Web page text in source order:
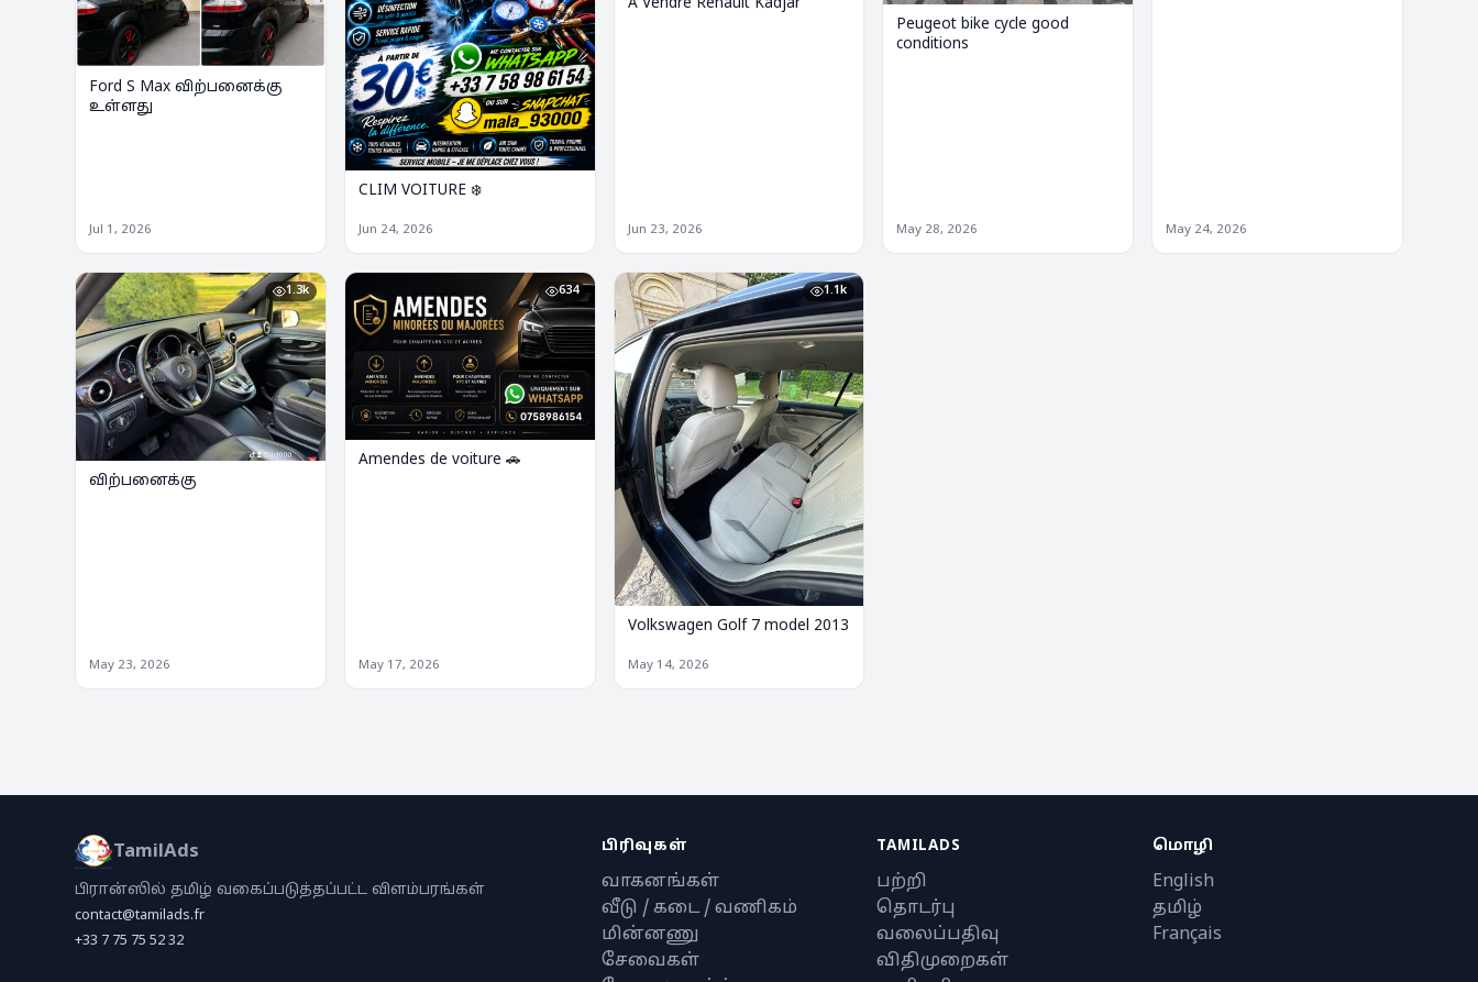
Ford S Max விற்பனைக்கு
உள்ளது
Jul 1, 2026
CLIM VOITURE ❄️
Jun 24, 2026
A Vendre Renault Kadjar
Jun 23, 2026
Peugeot bike cycle good
conditions
May 28, 2026 May 24, 2026
1.3k
விற்பனைக்கு
May 23, 2026
634
Amendes de voiture 🚗
May 17, 2026
1.1k
Volkswagen Golf 7 model 2013
May 14, 2026
TamilAds
பிரான்ஸில் தமிழ் வகைப்படுத்தப்பட்ட விளம்பரங்கள்
contact@tamilads.fr
+33 7 75 75 52 32
பிரிவுகள்
வாகனங்கள்
வீடு / கடை / வணிகம்
மின்னணு
சேவைகள்
TAMILADS
பற்றி
தொடர்பு
வலைப்பதிவு
விதிமுறைகள்
மொழி
English
தமிழ்
Français